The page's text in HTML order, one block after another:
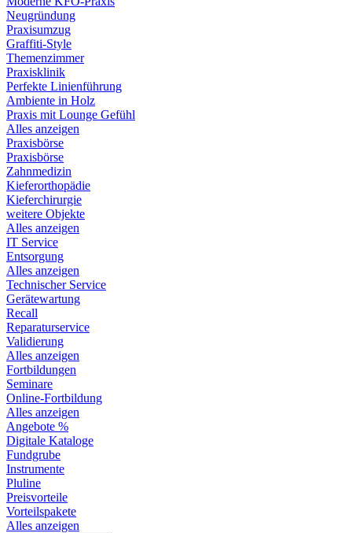
Neugründung
Praxisumzug
Graffiti-Style
Themenzimmer
Praxisklinik
Perfekte Linienführung
Ambiente in Holz
Praxis mit Lounge Gefühl
Alles anzeigen
Praxisbörse
Praxisbörse
Zahnmedizin
Kieferorthopädie
Kieferchirurgie
weitere Objekte
Alles anzeigen
IT Service
Entsorgung
Alles anzeigen
Technischer Service
Gerätewartung
Recall
Reparaturservice
Validierung
Alles anzeigen
Fortbildungen
Seminare
Online-Fortbildung
Alles anzeigen
Angebote %
Digitale Kataloge
Fundgrube
Instrumente
Pluline
Preisvorteile
Vorteilspakete
Alles anzeigen